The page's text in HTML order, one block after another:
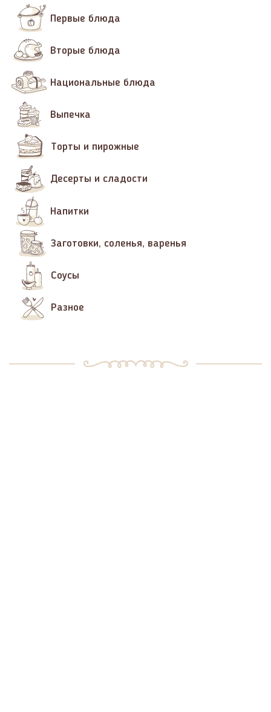
Первые блюда
Вторые блюда
Национальные блюда
Выпечка
Торты и пирожные
Десерты и сладости
Напитки
Заготовки, соленья, варенья
Соусы
Разное